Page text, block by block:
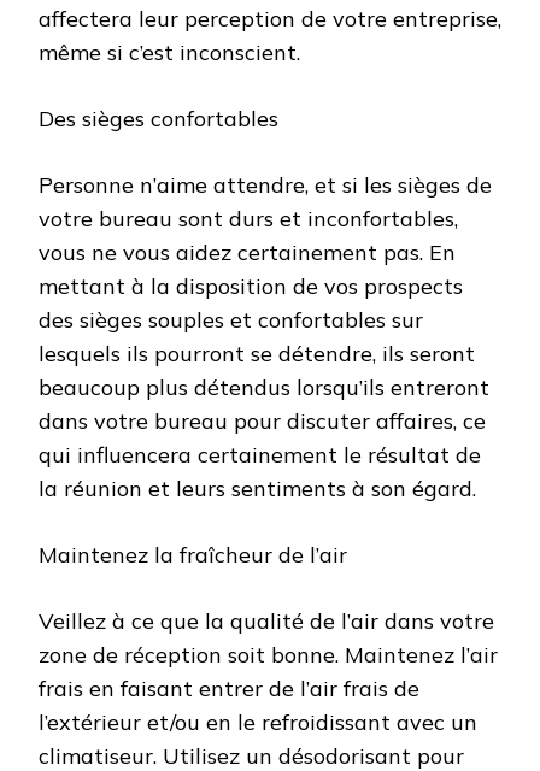
affectera leur perception de votre entreprise,
même si c’est inconscient.
Des sièges confortables
Personne n’aime attendre, et si les sièges de
votre bureau sont durs et inconfortables,
vous ne vous aidez certainement pas. En
mettant à la disposition de vos prospects
des sièges souples et confortables sur
lesquels ils pourront se détendre, ils seront
beaucoup plus détendus lorsqu’ils entreront
dans votre bureau pour discuter affaires, ce
qui influencera certainement le résultat de
la réunion et leurs sentiments à son égard.
Maintenez la fraîcheur de l’air
Veillez à ce que la qualité de l’air dans votre
zone de réception soit bonne. Maintenez l’air
frais en faisant entrer de l’air frais de
l’extérieur et/ou en le refroidissant avec un
climatiseur. Utilisez un désodorisant pour